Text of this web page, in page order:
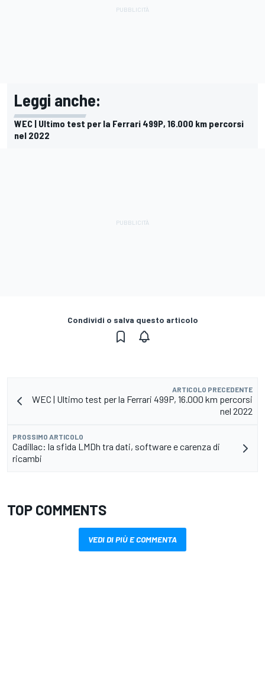
Leggi anche:
WEC | Ultimo test per la Ferrari 499P, 16.000 km percorsi
nel 2022
Condividi o salva questo articolo
ARTICOLO PRECEDENTE
WEC | Ultimo test per la Ferrari 499P, 16.000 km percorsi
nel 2022
PROSSIMO ARTICOLO
Cadillac: la sfida LMDh tra dati, software e carenza di
ricambi
TOP COMMENTS
VEDI DI PIÙ E COMMENTA